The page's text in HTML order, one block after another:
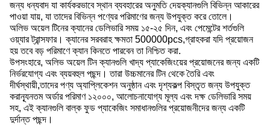
জন্য ধন্যবাদ যা কার্যকরভাবে স্থান ব্যবহারের অনুমতি দেয়ক্যানগুলি বিভিন্ন আকারের
পাওয়া যায়, যা তাদের বিভিন্ন পণ্যের পরিমাণের জন্য উপযুক্ত করে তোলে।
অলিভ অয়েল টিনের ক্যানের ডেলিভারি সময় ১৫-২৫ দিন, এবং পেমেন্টের শর্তগুলি
ওয়্যার ট্রান্সফার। ক্যানের সরবরাহ ক্ষমতা 500000pcs,গ্রাহকরা যদি প্রয়োজন
হয় তবে বড় পরিমাণে ক্যান কিনতে পারবেন তা নিশ্চিত করা.
উপসংহারে, অলিভ অয়েল টিন ক্যানগুলি খাদ্য প্যাকেজিংয়ের প্রয়োজনের জন্য একটি
নির্ভরযোগ্য এবং ব্যয়বহুল পছন্দ। তারা উচ্চমানের টিন থেকে তৈরি এবং
দীর্ঘস্থায়ী,তাদের পণ্য অ্যাপ্লিকেশন অনুষ্ঠান এবং দৃশ্যকল্প বিস্তৃত জন্য উপযুক্ত
করান্যূনতম অর্ডার পরিমাণ ১২০০০, আলোচনাযোগ্য মূল্য এবং দক্ষ ডেলিভারি সময়
সহ, এই ক্যানগুলি বাল্ক ফুড প্যাকেজিং সমাধানগুলির প্রয়োজনীদের জন্য একটি
দুর্দান্ত পছন্দ।